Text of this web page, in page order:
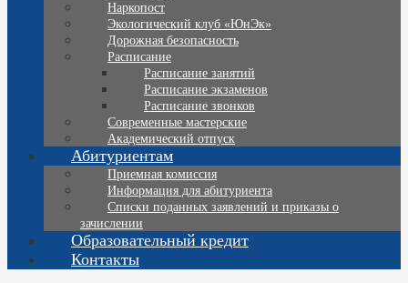
Наркопост
Экологический клуб «ЮнЭк»
Дорожная безопасность
Расписание
Расписание занятий
Расписание экзаменов
Расписание звонков
Современные мастерские
Академический отпуск
Абитуриентам
Приемная комиссия
Информация для абитуриента
Списки поданных заявлений и приказы о
зачислении
Образовательный кредит
Контакты